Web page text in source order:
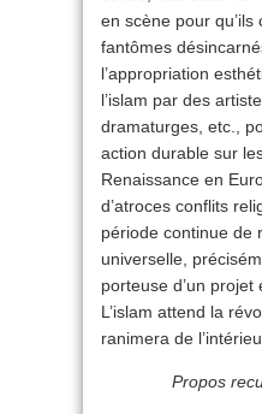
en scène pour qu’ils
fantômes
l’appropriation
l’islam par des
dramaturges, etc.,
action durable sur
Renaissance en
d’atroces conflits
période continue de
universelle,
porteuse d’un projet
L’islam attend la
ranimera de
Propos